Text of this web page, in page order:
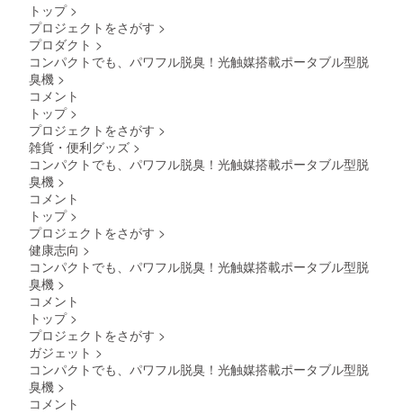
す。保
修理を
証書の
記載内
て、当
社が修
固定用
扱説明
書（保
取扱説
明書に
証期間
はお買
トップ >
プロジェクトをさがす >
プロダクト >
コンパクトでも、パワフル脱臭！光触媒搭載ポータブル型脱
臭機 >
コメント
トップ >
プロジェクトをさがす >
雑貨・便利グッズ >
コンパクトでも、パワフル脱臭！光触媒搭載ポータブル型脱
臭機 >
コメント
トップ >
プロジェクトをさがす >
健康志向 >
コンパクトでも、パワフル脱臭！光触媒搭載ポータブル型脱
臭機 >
コメント
トップ >
プロジェクトをさがす >
ガジェット >
コンパクトでも、パワフル脱臭！光触媒搭載ポータブル型脱
臭機 >
コメント